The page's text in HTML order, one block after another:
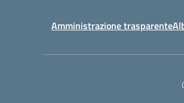
Amministrazione trasparente